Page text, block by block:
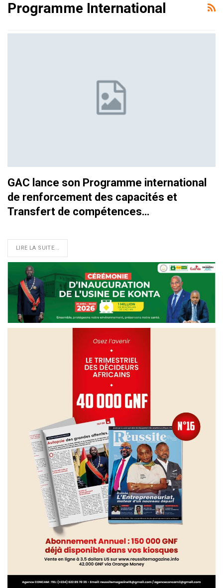
Programme International
GAC lance son Programme international
de renforcement des capacités et
Transfert de compétences…
LIRE LA SUITE...